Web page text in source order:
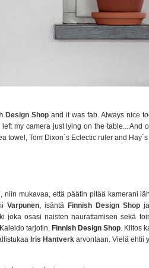
Design Shop and it was fab. Always nice
my camera just lying on the table... And
towel, Tom Dixon´s Eclectic ruler and
mukavaa, että päätin pitää kamerani
Varpunen, isäntä Finnish Design Shop
osasi naisten naurattamisen sekä
tarjotin, Finnish Design Shop. Kiitos
Iris Hantverkarvontaan. Vielä ehtii